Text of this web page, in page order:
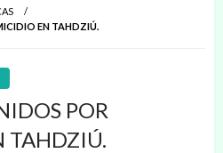
EN TAHDZIÚ.
POR
TAHDZIÚ.